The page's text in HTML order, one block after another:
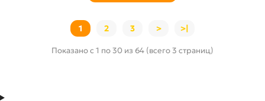
1 2 3 > >|
Показано с 1 по 30 из 64 (всего 3 страниц)